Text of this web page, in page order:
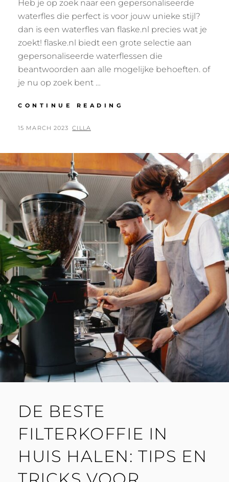
Heb je op zoek naar een gepersonaliseerde
waterfles die perfect is voor jouw unieke stijl?
dan is een waterfles van flaske.nl precies wat je
zoekt! flaske.nl biedt een grote selectie aan
gepersonaliseerde waterflessen die
beantwoorden aan alle mogelijke behoeften. of
je nu op zoek bent …
CONTINUE READING
VAN
FLASKE.NL
DE
PERFECTE
KEUZE
VOOR
JOU?
POSTED
15 MARCH 2023 BY
CILLA
DE BESTE
FILTERKOFFIE IN
HUIS HALEN: TIPS EN